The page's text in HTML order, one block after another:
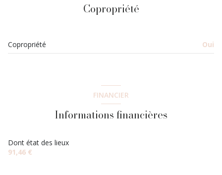
Copropriété
Copropriété Oui
FINANCIER
Informations financières
Dont état des lieux
91,46 €